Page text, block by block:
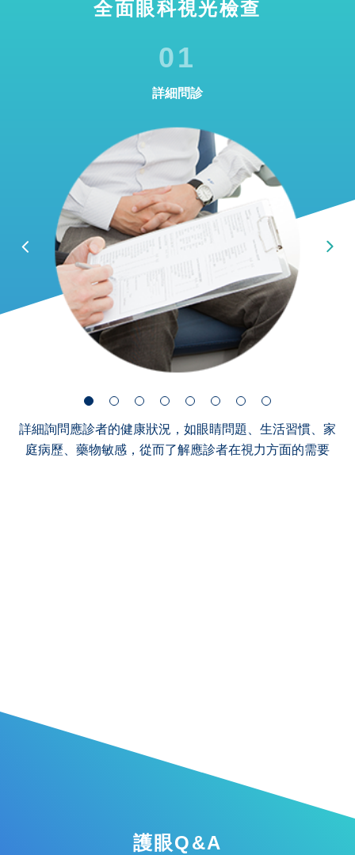
全面眼科視光檢查
01
詳細問診
詳細詢問應診者的健康狀況，如眼睛問題、生活習慣、家
庭病歷、藥物敏感，從而了解應診者在視力方面的需要
護眼Q&A